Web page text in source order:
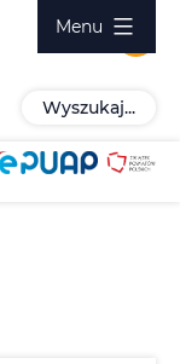
Wyszukaj...
Menu